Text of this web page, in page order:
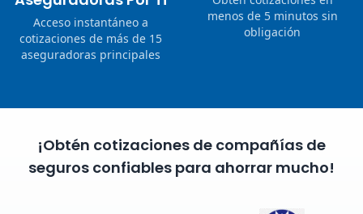
Acceso instantáneo a
cotizaciones de más de 15
aseguradoras principales
menos de 5 minutos sin
obligación
¡Obtén cotizaciones de compañías de
seguros confiables para ahorrar mucho!